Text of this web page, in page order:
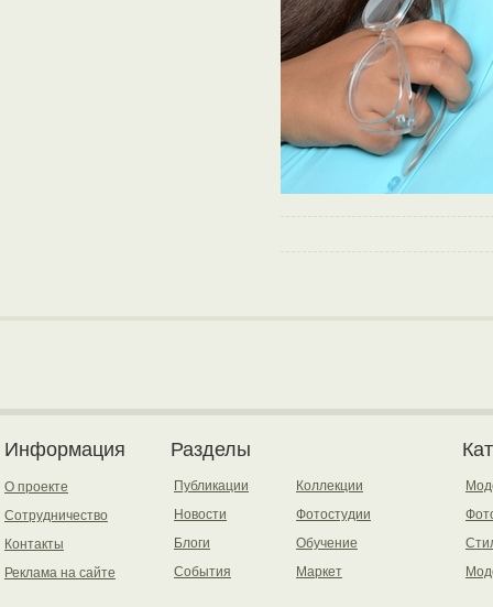
Информация
О проекте
Сотрудничество
Контакты
Реклама на сайте
Разделы
Публикации
Новости
Блоги
События
Коллекции
Фотостудии
Обучение
Маркет